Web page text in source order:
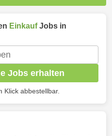
EinkaufJobs in
Jobs erhalten
Klick abbestellbar.